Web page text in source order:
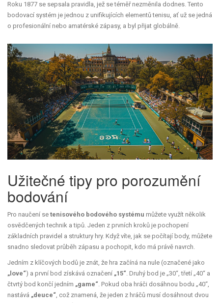
Roku 1877 se sepsala pravidla, jež se téměř nezměnila dodnes. Tento
bodovací systém je jednou z unifikujících elementů tenisu, ať už se jedná
o profesionální nebo amatérské zápasy, a byl přijat globálně.
Užitečné tipy pro porozumění
bodování
Pro naučení se tenisového bodového systému můžete využít několik
osvědčených technik a tipů. Jeden z prvních kroků je pochopení
základních pravidel a struktury hry. Když víte, jak se počítají body, můžete
snadno sledovat průběh zápasu a pochopit, kdo má právě navrch.
Jedním z klíčových bodů je znát, že hra začíná na nule (označené jako
„love“) a první bod získává označení „15“ . Druhý bod je „30“, třetí „40“ a
čtvrtý bod končí jedním „game“ . Pokud oba hráči dosáhnou bodu „40“,
nastává „deuce“ , což znamená, že jeden z hráčů musí dosáhnout dvou